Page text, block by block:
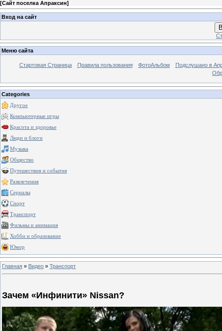
[Сайт поселка Апраксин]
Вход на сайт
Меню сайта
Стартовая Страница Правила пользования ФотоАльбом
Подслушано в
Categories
Другое
Компьютерные игры
Красота и здоровье
Люди и блоги
Музыка
Общество
Путешествия и события
Развлечения
Сериалы
Спорт
Транспорт
Фильмы и анимация
Хобби и образование
Юмор
Главная » Видео » Транспорт
Зачем «Инфинити» Nissan?